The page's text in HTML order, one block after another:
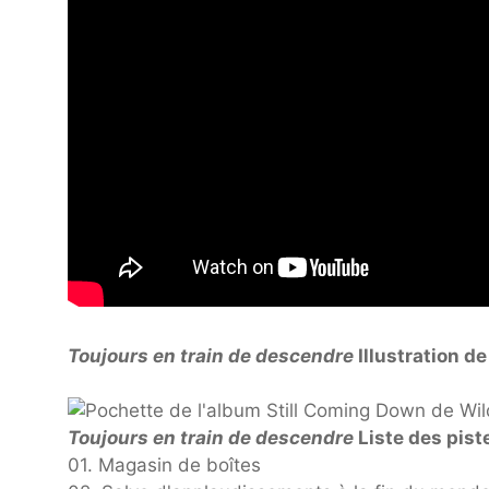
Toujours en train de descendre Illustration
Toujours en train de descendre Liste des
01. Magasin de boîtes